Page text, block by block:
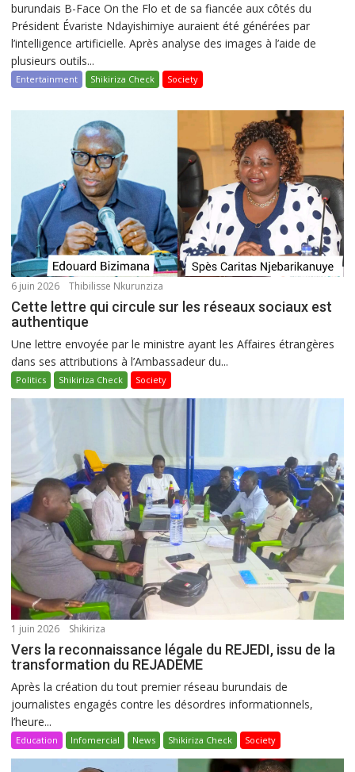
burundais B-Face On the Flo et de sa fiancée aux côtés du
Président Évariste Ndayishimiye auraient été générées par
l’intelligence artificielle. Après analyse des images à l’aide de
plusieurs outils...
Entertainment Shikiriza Check Society
6 juin 2026 Thibilisse Nkurunziza
Cette lettre qui circule sur les réseaux sociaux est
authentique
Une lettre envoyée par le ministre ayant les Affaires étrangères
dans ses attributions à l’Ambassadeur du...
Politics Shikiriza Check Society
1 juin 2026 Shikiriza
Vers la reconnaissance légale du REJEDI, issu de la
transformation du REJADEME
Après la création du tout premier réseau burundais de
journalistes engagés contre les désordres informationnels,
l’heure...
Education Infomercial News Shikiriza Check Society